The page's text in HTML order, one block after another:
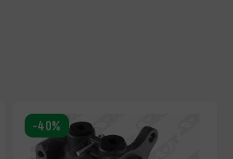
-40%